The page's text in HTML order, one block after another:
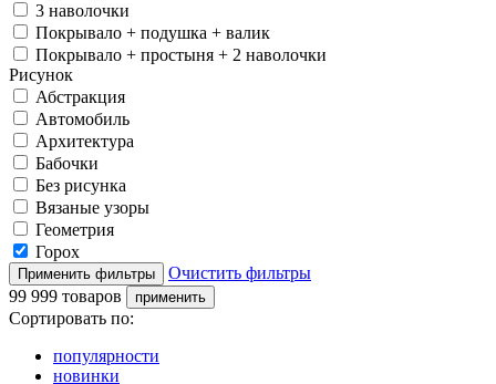
3 наволочки
Покрывало + подушка + валик
Покрывало + простыня + 2 наволочки
Рисунок
Абстракция
Автомобиль
Архитектура
Бабочки
Без рисунка
Вязаные узоры
Геометрия
Горох
Очистить фильтры
99 999 товаров
Сортировать по:
популярности
новинки